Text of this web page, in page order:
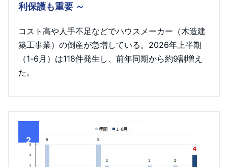
利保護も重要 ～
コスト高や人手不足などでハウスメーカー（木造建
築工事業）の倒産が急増している。2026年上半期
（1-6月）は118件発生し、前年同期から約9割増え
た。
2